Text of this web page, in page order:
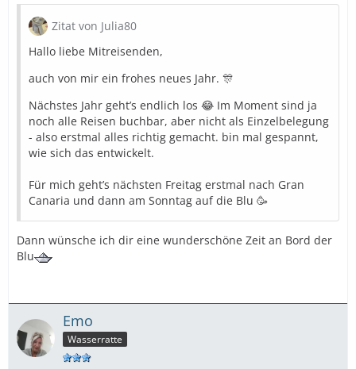
Zitat von Julia80
Hallo liebe Mitreisenden,
auch von mir ein frohes neues Jahr. 🎊
Nächstes Jahr geht’s endlich los 😂 Im Moment sind ja
noch alle Reisen buchbar, aber nicht als Einzelbelegung
- also erstmal alles richtig gemacht. bin mal gespannt,
wie sich das entwickelt.
Für mich geht’s nächsten Freitag erstmal nach Gran
Canaria und dann am Sonntag auf die Blu 🥳
Dann wünsche ich dir eine wunderschöne Zeit an Bord der
Blu
Emo
Wasserratte